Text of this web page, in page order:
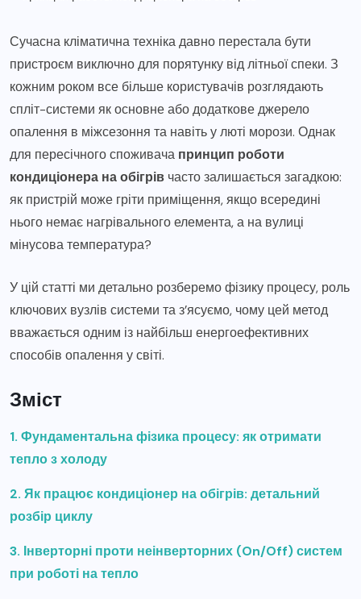
Сучасна кліматична техніка давно перестала бути
пристроєм виключно для порятунку від літньої спеки. З
кожним роком все більше користувачів розглядають
спліт-системи як основне або додаткове джерело
опалення в міжсезоння та навіть у люті морози. Однак
для пересічного споживача принцип роботи
кондиціонера на обігрів часто залишається загадкою:
як пристрій може гріти приміщення, якщо всередині
нього немає нагрівального елемента, а на вулиці
мінусова температура?
У цій статті ми детально розберемо фізику процесу, роль
ключових вузлів системи та з’ясуємо, чому цей метод
вважається одним із найбільш енергоефективних
способів опалення у світі.
Зміст
1. Фундаментальна фізика процесу: як отримати
тепло з холоду
2. Як працює кондиціонер на обігрів: детальний
розбір циклу
3. Інверторні проти неінверторних (On/Off) систем
при роботі на тепло